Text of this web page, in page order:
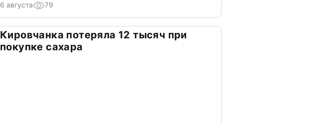
6 августа 79
Кировчанка потеряла 12 тысяч при
покупке сахара